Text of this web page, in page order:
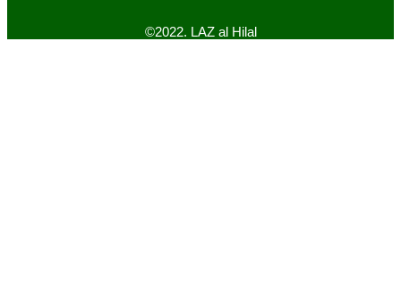
©2022. LAZ al Hilal